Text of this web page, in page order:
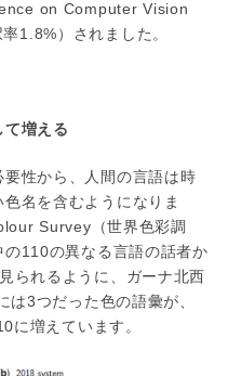
on Computer Vision
1.8%）されました。
増える
性から、人間の言語は時
名を含むようになりま
Survey（世界色彩調
110の異なる言語の話者か
られるように、ガーナ北西
3つだった色の語彙が、
に増えています。